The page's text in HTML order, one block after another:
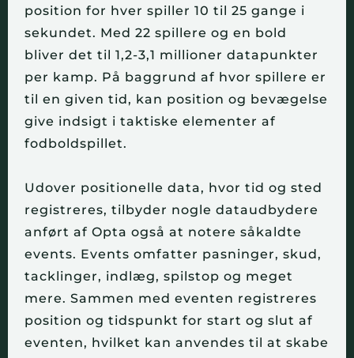
position for hver spiller 10 til 25 gange i
sekundet. Med 22 spillere og en bold
bliver det til 1,2-3,1 millioner datapunkter
per kamp. På baggrund af hvor spillere er
til en given tid, kan position og bevægelse
give indsigt i taktiske elementer af
fodboldspillet.
Udover positionelle data, hvor tid og sted
registreres, tilbyder nogle dataudbydere
anført af Opta også at notere såkaldte
events. Events omfatter pasninger, skud,
tacklinger, indlæg, spilstop og meget
mere. Sammen med eventen registreres
position og tidspunkt for start og slut af
eventen, hvilket kan anvendes til at skabe